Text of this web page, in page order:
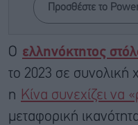
Προσθέστε το
Ο ελληνόκτητος
το 2023 σε συνολική
η Κίνα συνεχίζει να
μεταφορική